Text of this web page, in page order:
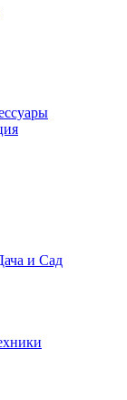
и Сад